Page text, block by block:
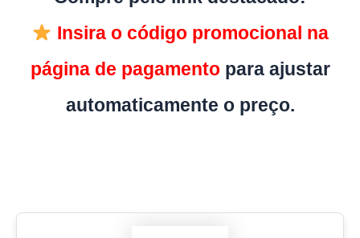
Insira o código promocional na
página de pagamentopara ajustar
automaticamente o preço.